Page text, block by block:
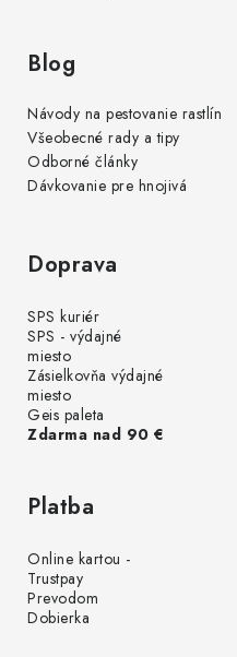
Blog
Návody na pestovanie rastlín
Všeobecné rady a tipy
Odborné články
Dávkovanie pre hnojivá
Doprava
SPS kuriér
SPS - výdajné
miesto
Zásielkovňa výdajné
miesto
Geis paleta
Zdarma nad 90 €
Platba
Online kartou -
Trustpay
Prevodom
Dobierka